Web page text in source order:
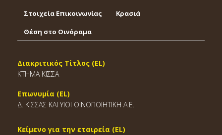
Στοιχεία Επικοινωνίας Κρασιά
Θέση στο Οινόραμα
Διακριτικός Τίτλος (EL)
ΚΤΗΜΑ ΚΙΣΣΑ
Επωνυμία (EL)
Δ. ΚΙΣΣΑΣ ΚΑΙ ΥΙΟΙ ΟΙΝΟΠΟΙΗΤΙΚΗ Α.Ε.
Κείμενο για την εταιρεία (EL)